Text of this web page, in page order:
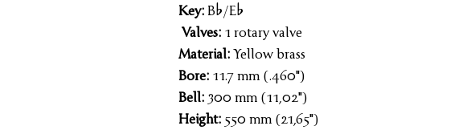
Key: B%/E%
Valves: 1 rotary valve
Material: Yellow brass
Bore: 11.7 mm (.460")
Bell: 300 mm (11,02")
Height: 550 mm (21,65")